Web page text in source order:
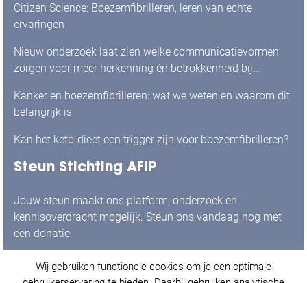
Citizen Science: Boezemfibrilleren, leren van echte
ervaringen
Nieuw onderzoek laat zien welke communicatievormen
zorgen voor meer herkenning én betrokkenheid bij
Kanker en boezemfibrilleren: wat we weten en waarom dit
belangrijk is
Kan het keto-dieet een trigger zijn voor boezemfibrilleren?
Steun Stichting AFIP
Jouw steun maakt ons platform, onderzoek en
kennisoverdracht mogelijk. Steun ons vandaag nog met
een donatie.
Ja, ik doneer graag!
Wij gebruiken functionele cookies om je een optimale